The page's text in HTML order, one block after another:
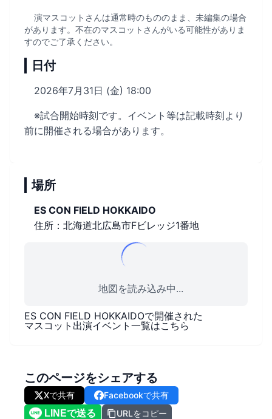
演マスコットさんは通常時のもののまま、未編集の場合
があります。不在のマスコットさんがいる可能性がありま
すのでご了承ください。
日付
2026年7月31日 (金) 18:00
※試合開始時刻です。イベント等は記載時刻より
前に開催される場合があります。
場所
ES CON FIELD HOKKAIDO
住所：北海道北広島市Fビレッジ1番地
地図を読み込み中...
ES CON FIELD HOKKAIDOで開催された
マスコット出演イベント一覧はこちら
このページをシェアする
Xで共有
Facebookで共有
URLをコピー